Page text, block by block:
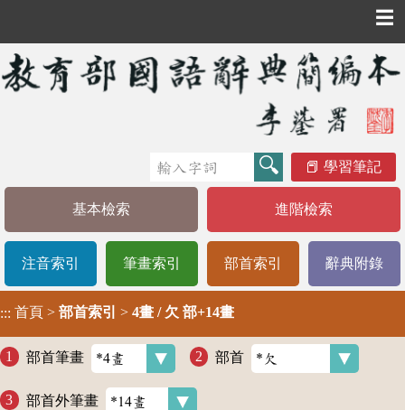
☰
學習筆記
基本檢索 進階檢索
注音索引 筆畫索引 部首索引 辭典附錄
::: 首頁 > 部首索引 > 4畫 / 欠 部+14畫
部首筆畫 部首
部首外筆畫